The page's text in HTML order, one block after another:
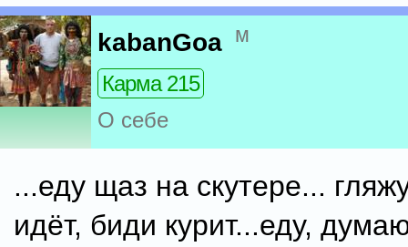
kabanGoa м
Карма 215
О себе
...еду щаз на скутере...
идёт, биди курит...еду,